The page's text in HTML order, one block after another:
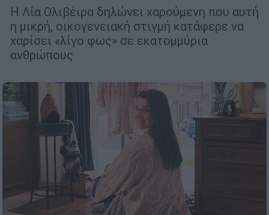
Η Λία Ολιβέιρα δηλώνει χαρούμενη που αυτή
η μικρή, οικογενειακή στιγμή κατάφερε να
χαρίσει «λίγο φως» σε εκατομμύρια
ανθρώπους